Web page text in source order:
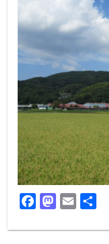
F
a
c
M
a
st
E
m
ai